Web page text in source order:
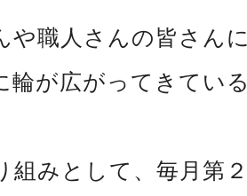
や職人さんの皆さん
輪が広がってきてい
組みとして、毎月第